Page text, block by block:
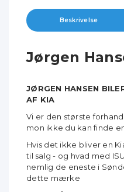
Beskrivelse
Jørgen
JØRGEN HANSEN
AF KIA
Vi er den største
mon ikke du kan finde
Hvis det ikke bliver en
til salg - og hvad med
nemlig de eneste i
dette mærke